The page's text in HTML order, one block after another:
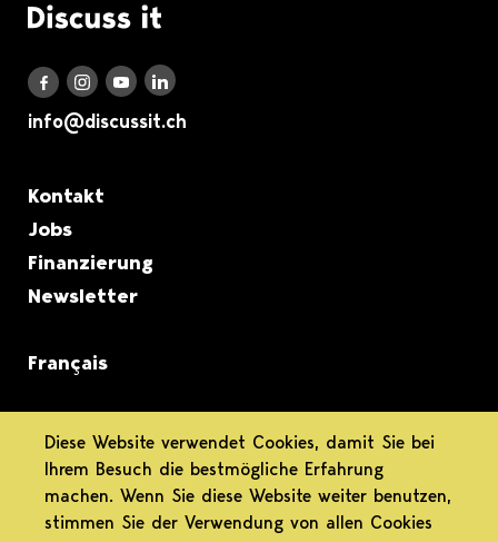
Logo Discuss it
Discuss it auf Facebook
Discuss it auf Instagram
Discuss it auf Youtube
Discuss it auf LinkedIn
info@discussit.ch
Metanavigation
Kontakt
Jobs
Finanzierung
Newsletter
Français
informiert.
differenziert.
Diese Website verwendet Cookies, damit Sie bei
Ihrem Besuch die bestmögliche Erfahrung
machen. Wenn Sie diese Website weiter benutzen,
stimmen Sie der Verwendung von allen Cookies